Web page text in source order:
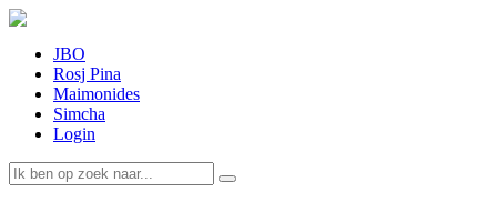
JBO
Rosj Pina
Maimonides
Simcha
Login